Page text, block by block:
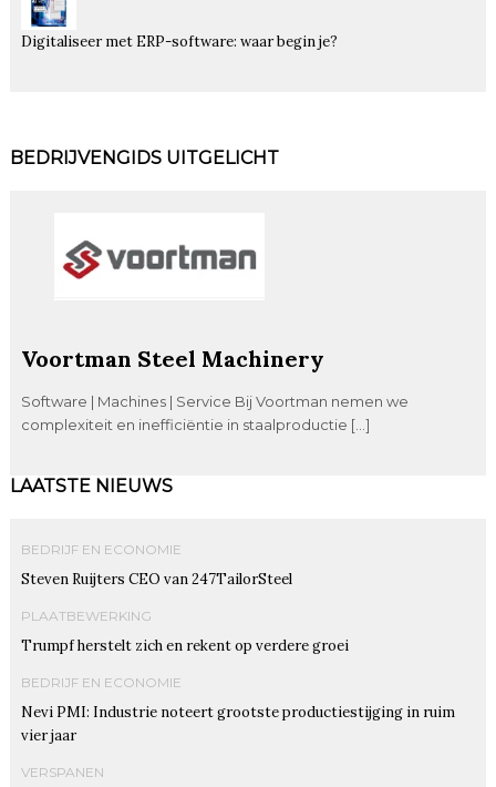
Digitaliseer met ERP-software: waar begin je?
BEDRIJVENGIDS UITGELICHT
Voortman Steel Machinery
Software | Machines | Service Bij Voortman nemen we
complexiteit en inefficiëntie in staalproductie […]
LAATSTE NIEUWS
BEDRIJF EN ECONOMIE
Steven Ruijters CEO van 247TailorSteel
PLAATBEWERKING
Trumpf herstelt zich en rekent op verdere groei
BEDRIJF EN ECONOMIE
Nevi PMI: Industrie noteert grootste productiestijging in ruim
vier jaar
VERSPANEN